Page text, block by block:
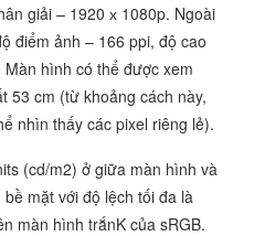
giải – 1920 х 1080p. Ngoài
điểm ảnh – 166 ppi, độ cao
hình có thể được xem
53 cm (từ khoảng cách này,
nhìn thấy các pixel riêng lẻ).
(cd/m2) ở giữa màn hình và
mặt với độ lệch tối đa là
màn hình trắnK của sRGB.